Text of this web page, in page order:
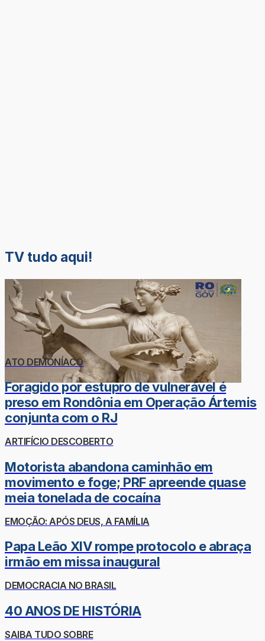
TV tudo aqui!
ATO DEMONÍACO
Foragido por estupro de vulnerável é
preso em Rondônia em Operação Ártemis
conjunta com o RJ
ARTIFÍCIO DESCOBERTO
Motorista abandona caminhão em
movimento e foge; PRF apreende quase
meia tonelada de cocaína
EMOÇÃO: APÓS DEUS, A FAMÍLIA
Papa Leão XIV rompe protocolo e abraça
irmão em missa inaugural
DEMOCRACIA NO BRASIL
40 ANOS DE HISTÓRIA
SAIBA TUDO SOBRE